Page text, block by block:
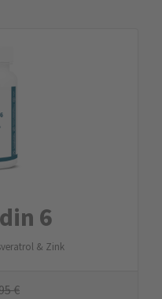
6
& Zink
€